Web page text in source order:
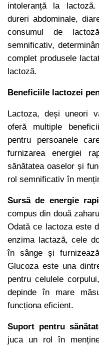
intoleranță la
dureri abdominale,
consumul de
semnificativ,
complet produsele
lactoză.
Beneficiile lactozei
Lactoza, deși uneori
oferă multiple
pentru persoanele
furnizarea energiei
sănătatea oaselor și
rol semnificativ în
Sursă de energie
compus din două
Odată ce lactoza este
enzima lactază, cele
în sânge și
Glucoza este una
pentru celulele
depinde în mare
funcționa eficient.
Suport pentru
juca un rol în